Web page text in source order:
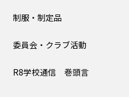
制服・制定品
委員会・クラブ活動
R8学校通信 巻頭言